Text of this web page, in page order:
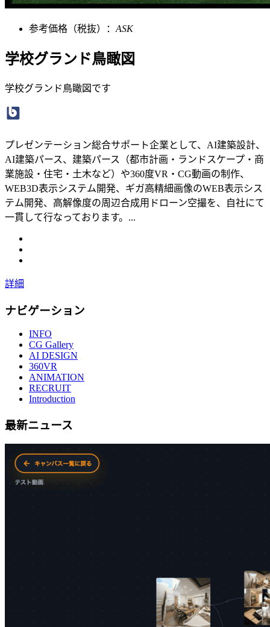
参考価格（税抜）： ASK
学校グランド鳥瞰図
学校グランド鳥瞰図です
プレゼンテーション総合サポート企業として、AI建築設計、
AI建築パース、建築パース（都市計画・ランドスケープ・商
業施設・住宅・土木など）や360度VR・CG動画の制作、
WEB3D表示システム開発、ギガ高精細画像のWEB表示シス
テム開発、高解像度の周辺合成用ドローン空撮を、自社にて
一貫して行なっております。...
詳細
ナビゲーション
INFO
CG Gallery
AI DESIGN
360VR
ANIMATION
RECRUIT
Introduction
最新ニュース